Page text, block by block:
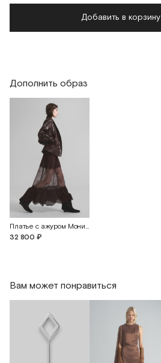
Добавить в корзину
Дополнить образ
Платье с ажуром Моника
32 800 ₽
Вам может понравиться